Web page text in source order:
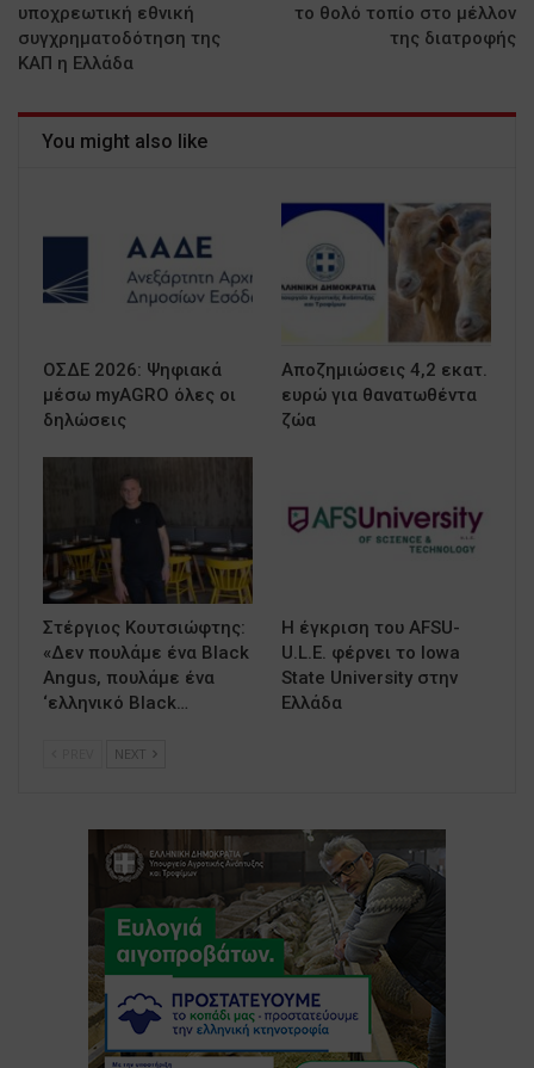
υποχρεωτική εθνική
συγχρηματοδότηση της
ΚΑΠ η Ελλάδα
το θολό τοπίο στο μέλλον
της διατροφής
You might also like
ΟΣΔΕ 2026: Ψηφιακά
μέσω myAGRO όλες οι
δηλώσεις
Αποζημιώσεις 4,2 εκατ.
ευρώ για θανατωθέντα
ζώα
Στέργιος Κουτσιώφτης:
«Δεν πουλάμε ένα Black
Angus, πουλάμε ένα
‘ελληνικό Black…
Η έγκριση του AFSU-
U.L.E. φέρνει το Iowa
State University στην
Ελλάδα
NEXT